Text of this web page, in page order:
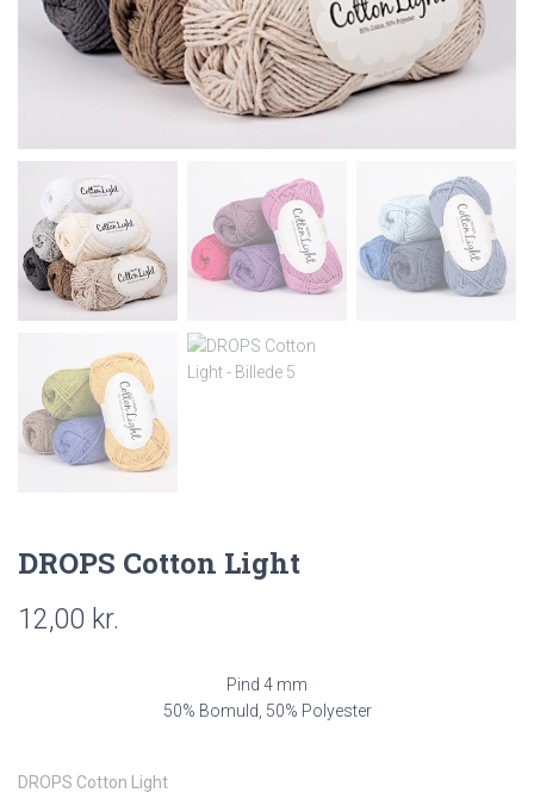
DROPS Cotton Light
12,00 kr.
Pind 4 mm
50% Bomuld, 50% Polyester
DROPS Cotton Light